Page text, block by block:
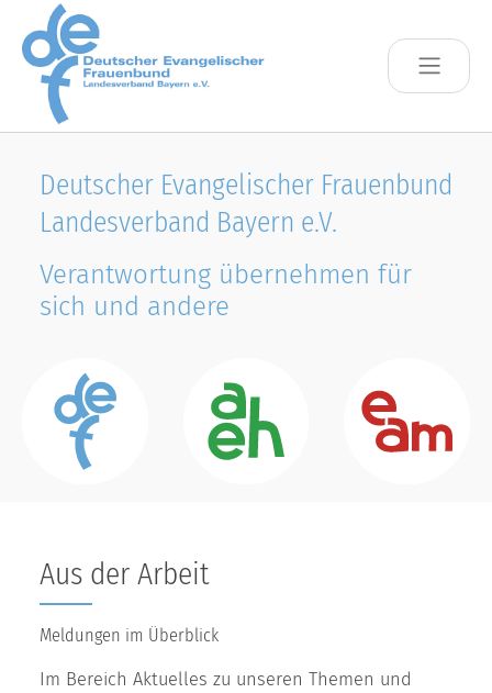
Skip to main content
Deutscher Evangelischer Frauenbund
Landesverband Bayern e.V.
Verantwortung übernehmen für
sich und andere
Aus der Arbeit
Meldungen im Überblick
Im Bereich Aktuelles zu unseren Themen und